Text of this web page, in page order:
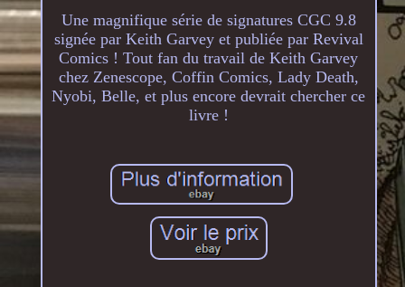
Une magnifique série de signatures CGC 9.8
signée par Keith Garvey et publiée par Revival
Comics ! Tout fan du travail de Keith Garvey
chez Zenescope, Coffin Comics, Lady Death,
Nyobi, Belle, et plus encore devrait chercher ce
livre !